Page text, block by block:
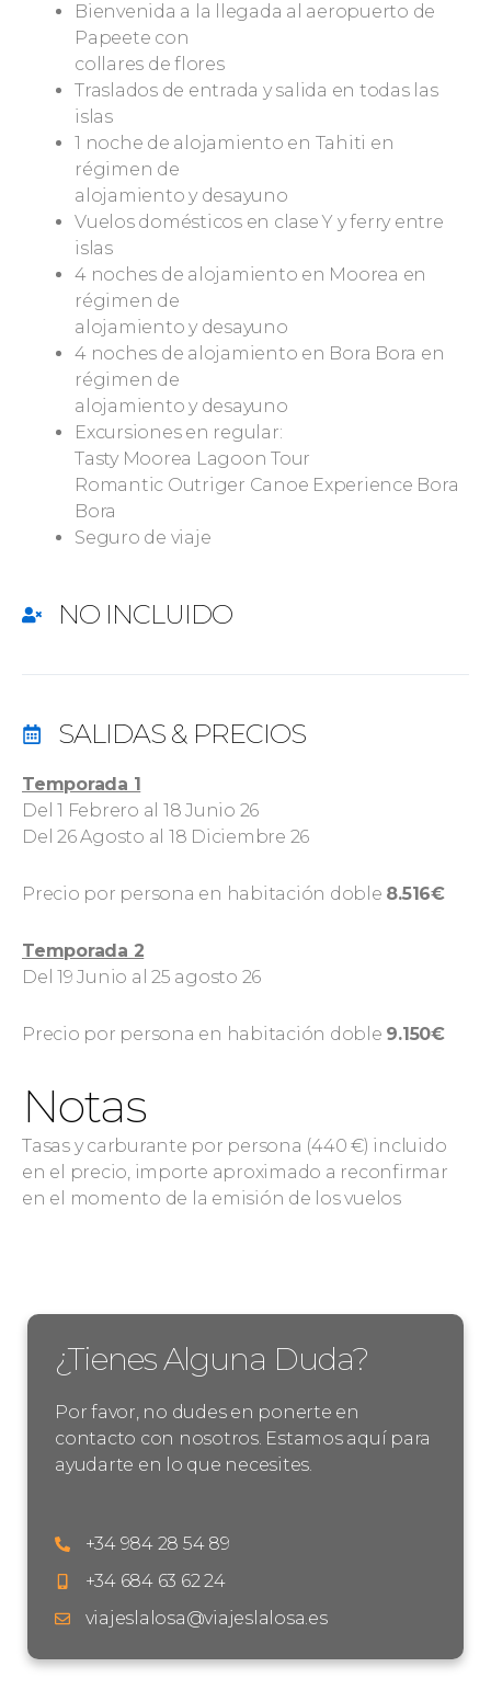
Bienvenida a la llegada al aeropuerto de
Papeete con
collares de flores
Traslados de entrada y salida en todas las
islas
1 noche de alojamiento en Tahiti en
régimen de
alojamiento y desayuno
Vuelos domésticos en clase Y y ferry entre
islas
4 noches de alojamiento en Moorea en
régimen de
alojamiento y desayuno
4 noches de alojamiento en Bora Bora en
régimen de
alojamiento y desayuno
Excursiones en regular:
Tasty Moorea Lagoon Tour
Romantic Outriger Canoe Experience Bora
Bora
Seguro de viaje
NO INCLUIDO
SALIDAS & PRECIOS
Temporada 1
Del 1 Febrero al 18 Junio 26
Del 26 Agosto al 18 Diciembre 26
Precio por persona en habitación doble 8.516€
Temporada 2
Del 19 Junio al 25 agosto 26
Precio por persona en habitación doble 9.150€
Notas
Tasas y carburante por persona (440 €) incluido
en el precio, importe aproximado a reconfirmar
en el momento de la emisión de los vuelos
¿Tienes Alguna Duda?
Por favor, no dudes en ponerte en
contacto con nosotros. Estamos aquí para
ayudarte en lo que necesites.
+34 984 28 54 89
+34 684 63 62 24
viajeslalosa@viajeslalosa.es